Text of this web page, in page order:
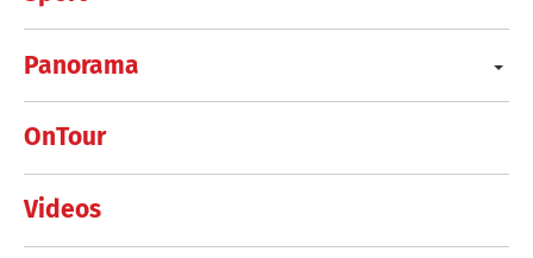
Panorama
OnTour
Videos